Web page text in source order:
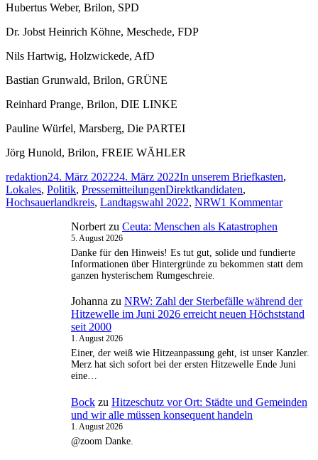
Hubertus Weber, Brilon, SPD
Dr. Jobst Heinrich Köhne, Meschede, FDP
Nils Hartwig, Holzwickede, AfD
Bastian Grunwald, Brilon, GRÜNE
Reinhard Prange, Brilon, DIE LINKE
Pauline Würfel, Marsberg, Die PARTEI
Jörg Hunold, Brilon, FREIE WÄHLER
Autor
redaktionVeröffentlicht
am
24. März 202224. März 2022Kategorien
In unserem Briefkasten,
Lokales, Politik, PressemitteilungenSchlagwörter
Direktkandidaten,
Hochsauerlandkreis, Landtagswahl 2022, NRW1 Kommentarzu
HSK
hat
Norbert zu Ceuta: Menschen als Katastrophen
5. August 2026
Danke für den Hinweis! Es tut gut, solide und fundierte
Informationen über Hintergründe zu bekommen statt dem
ganzen hysterischem Rumgeschreie.
Johanna zu NRW: Zahl der Sterbefälle während der
Hitzewelle im Juni 2026 erreicht neuen Höchststand
seit 2000
1. August 2026
Einer, der weiß wie Hitzeanpassung geht, ist unser Kanzler.
Merz hat sich sofort bei der ersten Hitzewelle Ende Juni
eine…
Bock zu Hitzeschutz vor Ort: Städte und Gemeinden
und wir alle müssen konsequent handeln
1. August 2026
@zoom Danke.